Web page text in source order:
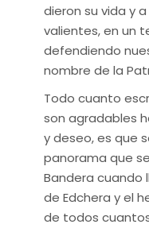
dieron su vida y
valientes, en un
defendiendo
nombre de la
Todo cuanto
son agradables
y deseo, es que
panorama que
Bandera cuando
de Edchera y el
de todos